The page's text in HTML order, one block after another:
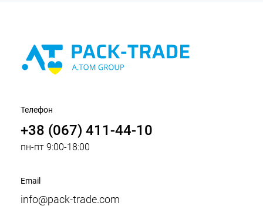
Телефон
+38 (067) 411-44-10
пн-пт 9:00-18:00
Email
info@pack-trade.com